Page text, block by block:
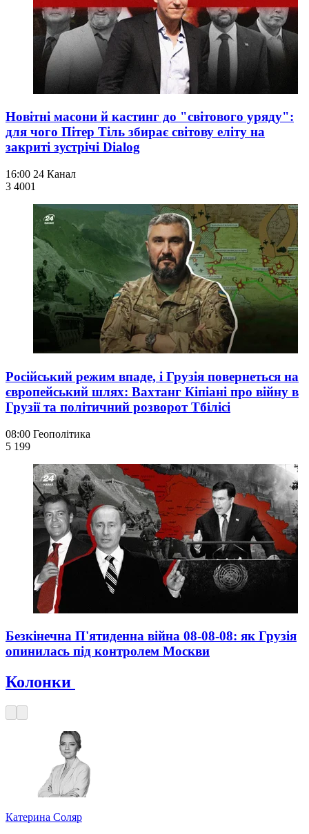
Новітні масони й кастинг до "світового уряду":
для чого Пітер Тіль збирає світову еліту на
закриті зустрічі Dialog
16:00 24 Канал
3 4001
Російський режим впаде, і Грузія повернеться на
європейський шлях: Вахтанг Кіпіані про війну в
Грузії та політичний розворот Тбілісі
08:00 Геополітика
5 199
Безкінечна П'ятиденна війна 08-08-08: як Грузія
опинилась під контролем Москви
Колонки
Катерина Соляр